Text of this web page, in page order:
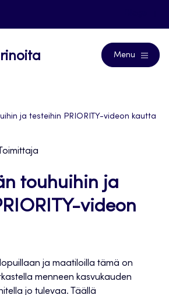
Menu
ja testeihin PRIORITY-videon kautta
Toimittaja
touhuihin ja
videon
lopuillaan ja maatiloilla tämä on
menneen kasvukauden
jo tulevaa. Täällä